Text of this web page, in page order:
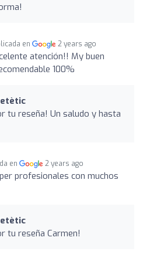
en 2 years ago
atención!! My buen
100%
tu reseña! Un saludo y hasta
en 2 years ago
profesionales con muchos
tu reseña Carmen!